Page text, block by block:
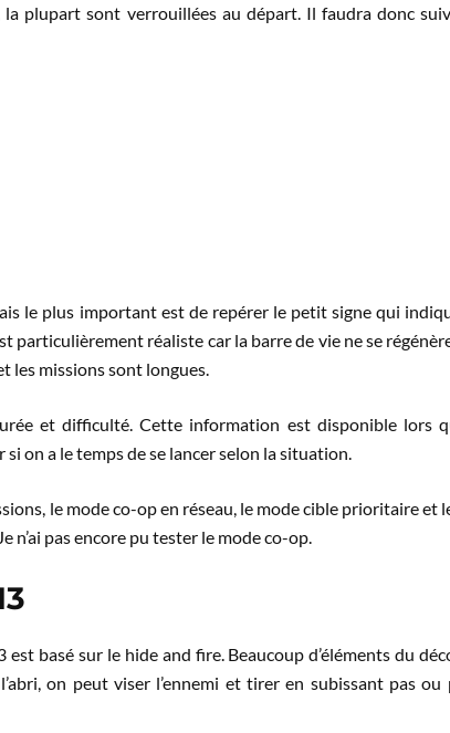
plupart sont verrouillées au départ. Il faudra donc
le plus important est de repérer le petit signe qui
réaliste car la barre de vie ne se
les missions sont longues.
et difficulté. Cette information est disponible lors
on a le temps de se lancer selon la situation.
le mode co-op en réseau, le mode cible prioritaire et
n’ai pas encore pu tester le mode co-op.
basé sur le hide and fire. Beaucoup d’éléments du
on peut viser l’ennemi et tirer en subissant pas ou